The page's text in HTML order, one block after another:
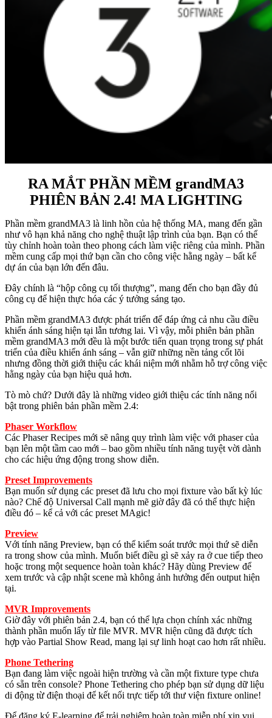
RA MẮT PHẦN MỀM grandMA3
PHIÊN BẢN 2.4! MA LIGHTING
Phần mềm grandMA3 là linh hồn của hệ thống MA, mang đến gần
như vô hạn khả năng cho nghệ thuật lập trình của bạn. Bạn có thể
tùy chỉnh hoàn toàn theo phong cách làm việc riêng của mình. Phần
mềm cung cấp mọi thứ bạn cần cho công việc hằng ngày – bất kể
dự án của bạn lớn đến đâu.
Đây chính là “hộp công cụ tối thượng”, mang đến cho bạn đầy đủ
công cụ để hiện thực hóa các ý tưởng sáng tạo.
Phần mềm grandMA3 được phát triển để đáp ứng cả nhu cầu điều
khiển ánh sáng hiện tại lẫn tương lai. Vì vậy, mỗi phiên bản phần
mềm grandMA3 mới đều là một bước tiến quan trọng trong sự phát
triển của điều khiển ánh sáng – vẫn giữ những nền tảng cốt lõi
nhưng đồng thời giới thiệu các khái niệm mới nhằm hỗ trợ công việc
hằng ngày của bạn hiệu quả hơn.
Tò mò chứ? Dưới đây là những video giới thiệu các tính năng nổi
bật trong phiên bản phần mềm 2.4:
Phaser Workflow
Các Phaser Recipes mới sẽ nâng quy trình làm việc với phaser của
bạn lên một tầm cao mới – bao gồm nhiều tính năng tuyệt vời dành
cho các hiệu ứng động trong show diễn.
Preset Improvements
Bạn muốn sử dụng các preset đã lưu cho mọi fixture vào bất kỳ lúc
nào? Chế độ Universal Call mạnh mẽ giờ đây đã có thể thực hiện
điều đó – kể cả với các preset MAgic!
Preview
Với tính năng Preview, bạn có thể kiểm soát trước mọi thứ sẽ diễn
ra trong show của mình. Muốn biết điều gì sẽ xảy ra ở cue tiếp theo
hoặc trong một sequence hoàn toàn khác? Hãy dùng Preview để
xem trước và cập nhật scene mà không ảnh hưởng đến output hiện
tại.
MVR Improvements
Giờ đây với phiên bản 2.4, bạn có thể lựa chọn chính xác những
thành phần muốn lấy từ file MVR. MVR hiện cũng đã được tích
hợp vào Partial Show Read, mang lại sự linh hoạt cao hơn rất nhiều.
Phone Tethering
Bạn đang làm việc ngoài hiện trường và cần một fixture type chưa
có sẵn trên console? Phone Tethering cho phép bạn sử dụng dữ liệu
di động từ điện thoại để kết nối trực tiếp tới thư viện fixture online!